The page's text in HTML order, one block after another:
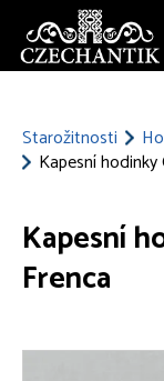
Starožitnosti
Kapesní
Kapesní
Frenca